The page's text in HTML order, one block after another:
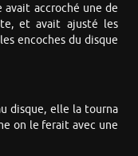
avait accroché une de
et avait ajusté les
encoches du disque
disque, elle la tourna
on le ferait avec une